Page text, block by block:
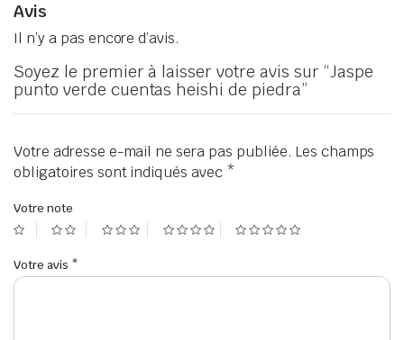
Avis
Il n’y a pas encore d’avis.
Soyez le premier à laisser votre avis sur “Jaspe
punto verde cuentas heishi de piedra”
Votre adresse e-mail ne sera pas publiée. Les champs
obligatoires sont indiqués avec *
Votre note
Votre avis *